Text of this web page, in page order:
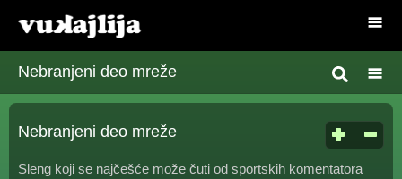
Nebranjeni deo mreže
Nebranjeni deo mreže
Sleng koji se najčešće može čuti od sportskih komentatora